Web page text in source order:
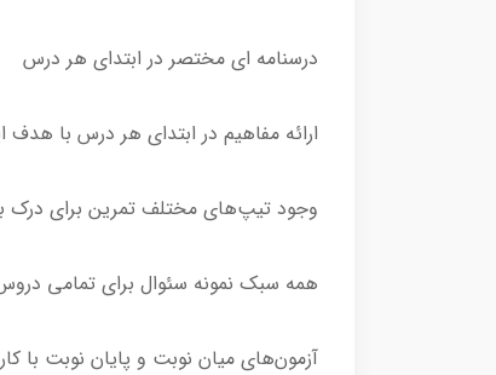
درسنامه ای مختصر در ابتدای هر درس
ارائه مفاهیم در ابتدای هر درس با
وجود تیپ‌های مختلف تمرین برای درک
همه سبک نمونه سئوال برای تمامی
آزمون‌های میان نوبت و پایان نوبت با